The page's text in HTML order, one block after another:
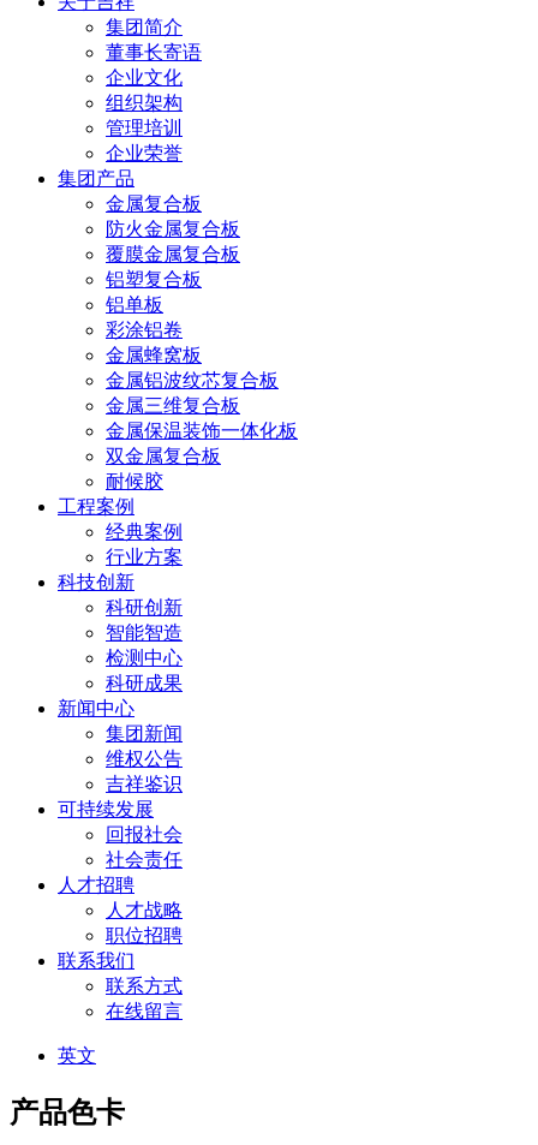
集团简介
董事长寄语
企业文化
组织架构
管理培训
企业荣誉
集团产品
金属复合板
防火金属复合板
覆膜金属复合板
铝塑复合板
铝单板
彩涂铝卷
金属蜂窝板
金属铝波纹芯复合板
金属三维复合板
金属保温装饰一体化板
双金属复合板
耐候胶
工程案例
经典案例
行业方案
科技创新
科研创新
智能智造
检测中心
科研成果
新闻中心
集团新闻
维权公告
吉祥鉴识
可持续发展
回报社会
社会责任
人才招聘
人才战略
职位招聘
联系我们
联系方式
在线留言
英文
产品色卡